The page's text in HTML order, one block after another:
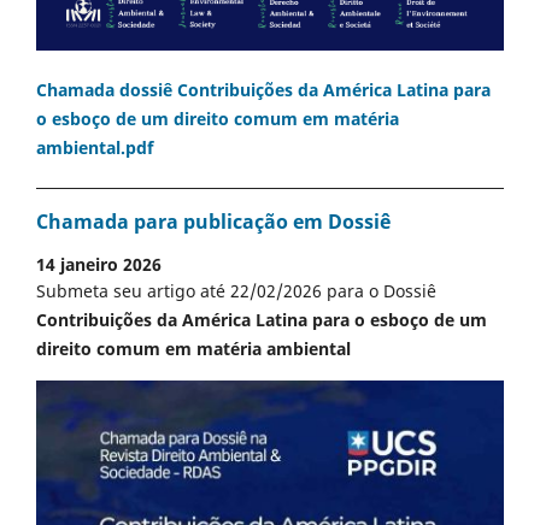
Chamada dossiê Contribuições da América Latina para
o esboço de um direito comum em matéria
ambiental.pdf
Chamada para publicação em Dossiê
14 janeiro 2026
Submeta seu artigo até 22/02/2026 para o Dossiê
Contribuições da América Latina para o esboço de um
direito comum em matéria ambiental